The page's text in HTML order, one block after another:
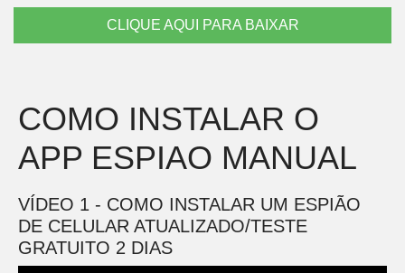
CLIQUE AQUI PARA BAIXAR
COMO INSTALAR O
APP ESPIAO MANUAL
VÍDEO 1 - COMO INSTALAR UM ESPIÃO
DE CELULAR ATUALIZADO/TESTE
GRATUITO 2 DIAS